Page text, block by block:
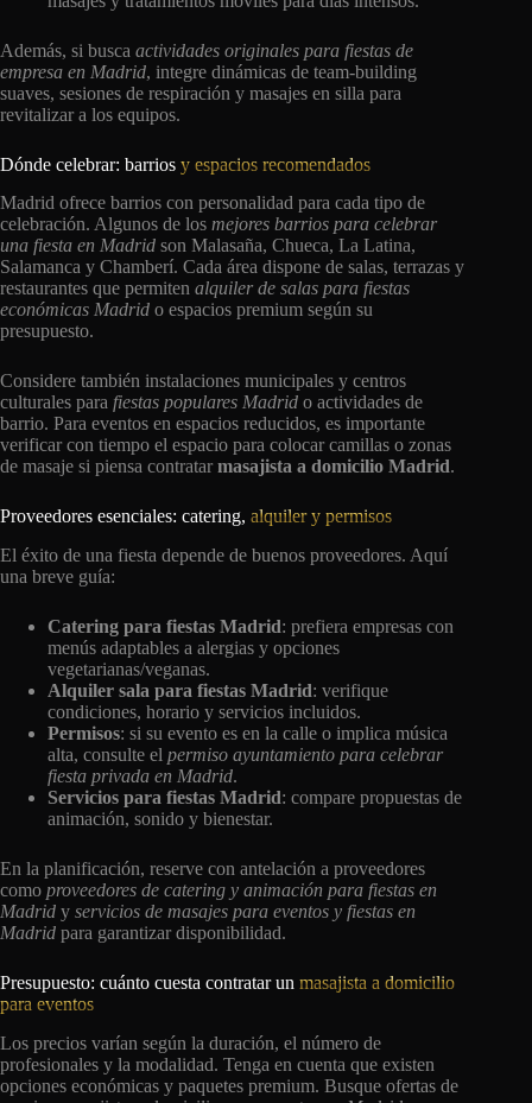
Además, si busca actividades originales para fiestas de
empresa en Madrid, integre dinámicas de team-building
suaves, sesiones de respiración y masajes en silla para
revitalizar a los equipos.
Dónde celebrar: barrios y espacios recomendados
Madrid ofrece barrios con personalidad para cada tipo de
celebración. Algunos de los mejores barrios para celebrar
una fiesta en Madrid son Malasaña, Chueca, La Latina,
Salamanca y Chamberí. Cada área dispone de salas, terrazas y
restaurantes que permiten alquiler de salas para fiestas
económicas Madrid o espacios premium según su
presupuesto.
Considere también instalaciones municipales y centros
culturales para fiestas populares Madrid o actividades de
barrio. Para eventos en espacios reducidos, es importante
verificar con tiempo el espacio para colocar camillas o zonas
de masaje si piensa contratar masajista a domicilio Madrid.
Proveedores esenciales: catering, alquiler y permisos
El éxito de una fiesta depende de buenos proveedores. Aquí
una breve guía:
Catering para fiestas Madrid: prefiera empresas con
menús adaptables a alergias y opciones
vegetarianas/veganas.
Alquiler sala para fiestas Madrid: verifique
condiciones, horario y servicios incluidos.
Permisos: si su evento es en la calle o implica música
alta, consulte el permiso ayuntamiento para celebrar
fiesta privada en Madrid.
Servicios para fiestas Madrid: compare propuestas de
animación, sonido y bienestar.
En la planificación, reserve con antelación a proveedores
como proveedores de catering y animación para fiestas en
Madrid y servicios de masajes para eventos y fiestas en
Madrid para garantizar disponibilidad.
Presupuesto: cuánto cuesta contratar un masajista a domicilio
para eventos
Los precios varían según la duración, el número de
profesionales y la modalidad. Tenga en cuenta que existen
opciones económicas y paquetes premium. Busque ofertas de